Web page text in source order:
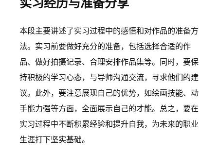
实习经历与准备分享
本段主要讲述了实习过程中的感悟和对作品的准备方
法。实习前要做好充分的准备，包括选择合适的作
品、做好拍摄记录、合理安排作品集等。同时，要保
持积极的学习心态，与导师沟通交流，寻求他们的建
议。此外，要注意展现自己的优势，如绘画技能、动
手能力强等方面，全面展示自己的才能。总之，要在
实习过程中不断积累经验和提升自我，为未来的职业
生涯打下坚实基础。